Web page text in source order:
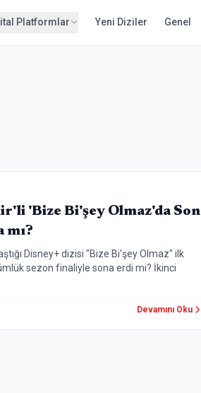
Platformlar Yeni Diziler Genel
'Bize Bi'şey Olmaz'da Son
mı?
Disney+ dizisi "Bize Bi'şey Olmaz" ilk
sezon finaliyle sona erdi mi? İkinci
Devamını Oku